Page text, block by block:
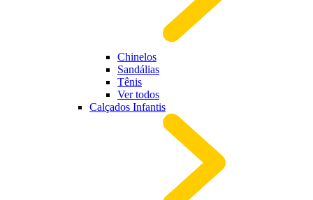
Chinelos
Sandálias
Tênis
Ver todos
Calçados Infantis